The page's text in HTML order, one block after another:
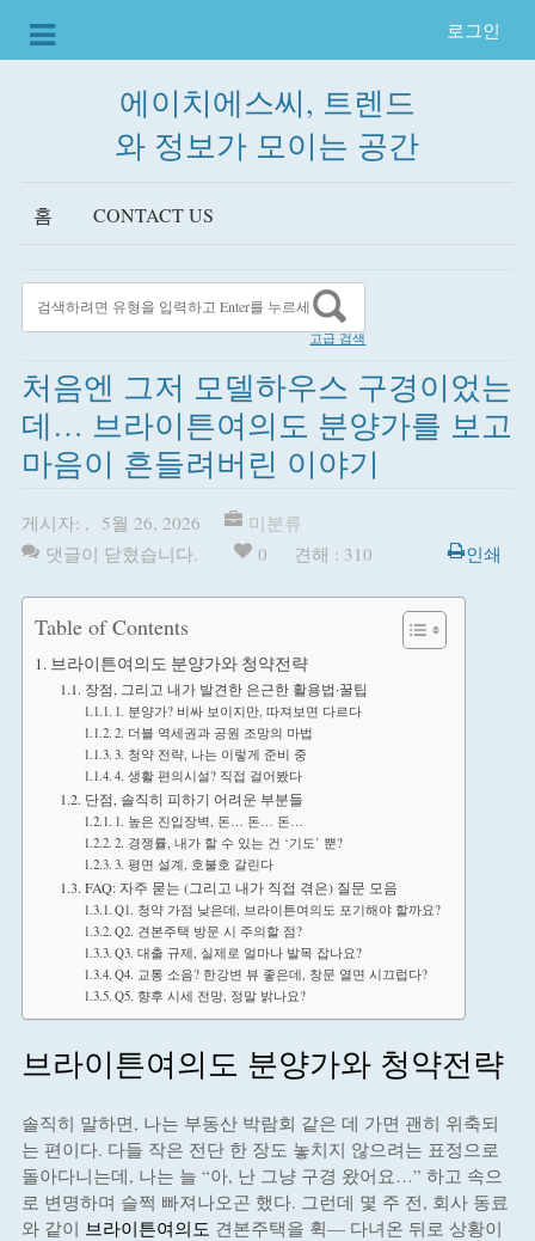
로그인
에이치에스씨, 트렌드
와 정보가 모이는 공간
홈 CONTACT US
고급 검색
처음엔 그저 모델하우스 구경이었는
데… 브라이튼여의도 분양가를 보고
마음이 흔들려버린 이야기
게시자: , 5월 26, 2026
미분류
댓글이 닫혔습니다.
0 견해 : 310 인쇄
Table of Contents
브라이튼여의도 분양가와 청약전략
장점, 그리고 내가 발견한 은근한 활용법·꿀팁
1. 분양가? 비싸 보이지만, 따져보면 다르다
2. 더블 역세권과 공원 조망의 마법
3. 청약 전략, 나는 이렇게 준비 중
4. 생활 편의시설? 직접 걸어봤다
단점, 솔직히 피하기 어려운 부분들
1. 높은 진입장벽, 돈… 돈… 돈…
2. 경쟁률, 내가 할 수 있는 건 ‘기도’ 뿐?
3. 평면 설계, 호불호 갈린다
FAQ: 자주 묻는 (그리고 내가 직접 겪은) 질문 모음
Q1. 청약 가점 낮은데, 브라이튼여의도 포기해야 할까요?
Q2. 견본주택 방문 시 주의할 점?
Q3. 대출 규제, 실제로 얼마나 발목 잡나요?
Q4. 교통 소음? 한강변 뷰 좋은데, 창문 열면 시끄럽다?
Q5. 향후 시세 전망, 정말 밝나요?
브라이튼여의도 분양가와 청약전략
솔직히 말하면, 나는 부동산 박람회 같은 데 가면 괜히 위축되
는 편이다. 다들 작은 전단 한 장도 놓치지 않으려는 표정으로
돌아다니는데, 나는 늘 “아, 난 그냥 구경 왔어요…” 하고 속으
로 변명하며 슬쩍 빠져나오곤 했다. 그런데 몇 주 전, 회사 동료
와 같이 브라이튼여의도 견본주택을 휙— 다녀온 뒤로 상황이